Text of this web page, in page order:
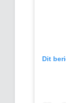
Dit